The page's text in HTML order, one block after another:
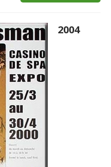
2004